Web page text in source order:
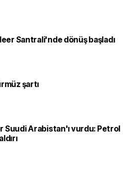
Santrali'nde dönüş başladı
şartı
Suudi Arabistan'ı vurdu: Petrol